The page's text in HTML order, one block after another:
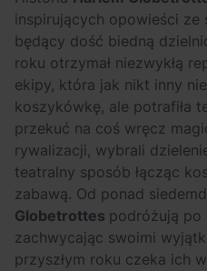
OFF Festival 2026 –
nocne koncerty
warte uwagi!
inspirujących opowieści ze
będący dość biedną
roku otrzymał niezwykłą
ekipy, która jak nikt inny
koszykówkę, ale potrafiła
przekuć na coś wręcz
rywalizacji, wybrali
teatralny sposób łącząc
zabawą. Od ponad
Globetrottes podróżują po
zachwycając swoimi
przyszłym roku czeka ich